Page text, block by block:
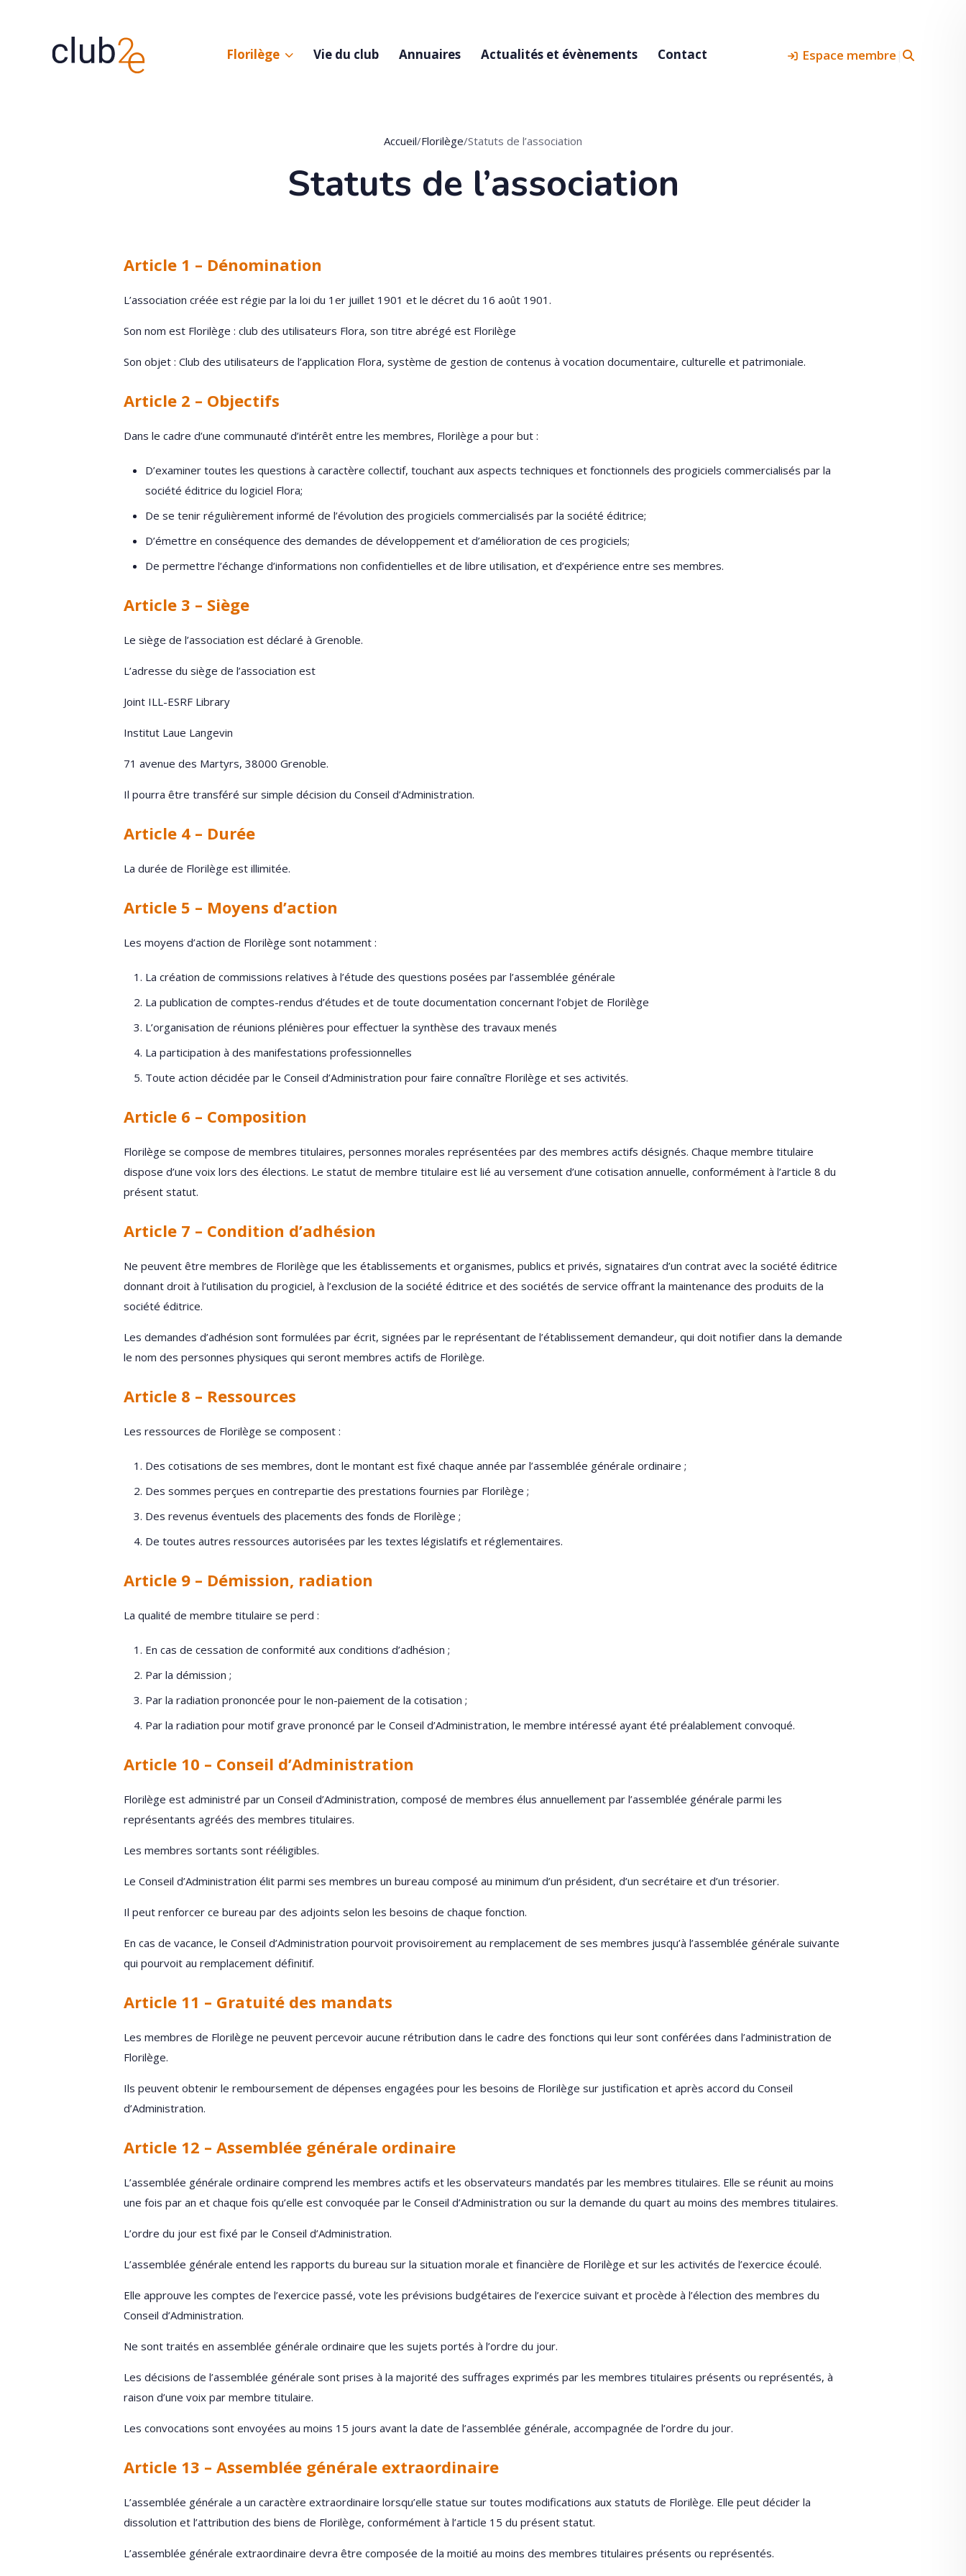
Florilège Vie du club Annuaires Actualités et évènements Contact Espace membre
Accueil/Florilège/Statuts de l’association
Statuts de l’association
Article 1 – Dénomination
L’association créée est régie par la loi du 1 er juillet 1901 et le décret du 16 août 1901.
Son nom est Florilège : club des utilisateurs Flora, son titre abrégé est Florilège
Son objet : Club des utilisateurs de l’application Flora, système de gestion de contenus à vocation documentaire, culturelle et patrimoniale.
Article 2 – Objectifs
Dans le cadre d’une communauté d’intérêt entre les membres, Florilège a pour but :
D’examiner toutes les questions à caractère collectif, touchant aux aspects techniques et fonctionnels des progiciels commercialisés par la
société éditrice du logiciel Flora;
De se tenir régulièrement informé de l’évolution des progiciels commercialisés par la société éditrice;
D’émettre en conséquence des demandes de développement et d’amélioration de ces progiciels;
De permettre l’échange d’informations non confidentielles et de libre utilisation, et d’expérience entre ses membres.
Article 3 – Siège
Le siège de l’association est déclaré à Grenoble.
L’adresse du siège de l’association est
Joint ILL-ESRF Library
Institut Laue Langevin
71 avenue des Martyrs, 38000 Grenoble.
Il pourra être transféré sur simple décision du Conseil d’Administration.
Article 4 – Durée
La durée de Florilège est illimitée.
Article 5 – Moyens d’action
Les moyens d’action de Florilège sont notamment :
La création de commissions relatives à l’étude des questions posées par l’assemblée générale
La publication de comptes-rendus d’études et de toute documentation concernant l’objet de Florilège
L’organisation de réunions plénières pour effectuer la synthèse des travaux menés
La participation à des manifestations professionnelles
Toute action décidée par le Conseil d’Administration pour faire connaître Florilège et ses activités.
Article 6 – Composition
Florilège se compose de membres titulaires, personnes morales représentées par des membres actifs désignés. Chaque membre titulaire
dispose d’une voix lors des élections. Le statut de membre titulaire est lié au versement d’une cotisation annuelle, conformément à l’article 8 du
présent statut.
Article 7 – Condition d’adhésion
Ne peuvent être membres de Florilège que les établissements et organismes, publics et privés, signataires d’un contrat avec la société éditrice
donnant droit à l’utilisation du progiciel, à l’exclusion de la société éditrice et des sociétés de service offrant la maintenance des produits de la
société éditrice.
Les demandes d’adhésion sont formulées par écrit, signées par le représentant de l’établissement demandeur, qui doit notifier dans la demande
le nom des personnes physiques qui seront membres actifs de Florilège.
Article 8 – Ressources
Les ressources de Florilège se composent :
Des cotisations de ses membres, dont le montant est fixé chaque année par l’assemblée générale ordinaire ;
Des sommes perçues en contrepartie des prestations fournies par Florilège ;
Des revenus éventuels des placements des fonds de Florilège ;
De toutes autres ressources autorisées par les textes législatifs et réglementaires.
Article 9 – Démission, radiation
La qualité de membre titulaire se perd :
En cas de cessation de conformité aux conditions d’adhésion ;
Par la démission ;
Par la radiation prononcée pour le non-paiement de la cotisation ;
Par la radiation pour motif grave prononcé par le Conseil d’Administration, le membre intéressé ayant été préalablement convoqué.
Article 10 – Conseil d’Administration
Florilège est administré par un Conseil d’Administration, composé de membres élus annuellement par l’assemblée générale parmi les
représentants agréés des membres titulaires.
Les membres sortants sont rééligibles.
Le Conseil d’Administration élit parmi ses membres un bureau composé au minimum d’un président, d’un secrétaire et d’un trésorier.
Il peut renforcer ce bureau par des adjoints selon les besoins de chaque fonction.
En cas de vacance, le Conseil d’Administration pourvoit provisoirement au remplacement de ses membres jusqu’à l’assemblée générale suivante
qui pourvoit au remplacement définitif.
Article 11 – Gratuité des mandats
Les membres de Florilège ne peuvent percevoir aucune rétribution dans le cadre des fonctions qui leur sont conférées dans l’administration de
Florilège.
Ils peuvent obtenir le remboursement de dépenses engagées pour les besoins de Florilège sur justification et après accord du Conseil
d’Administration.
Article 12 – Assemblée générale ordinaire
L’assemblée générale ordinaire comprend les membres actifs et les observateurs mandatés par les membres titulaires. Elle se réunit au moins
une fois par an et chaque fois qu’elle est convoquée par le Conseil d’Administration ou sur la demande du quart au moins des membres titulaires.
L’ordre du jour est fixé par le Conseil d’Administration.
L’assemblée générale entend les rapports du bureau sur la situation morale et financière de Florilège et sur les activités de l’exercice écoulé.
Elle approuve les comptes de l’exercice passé, vote les prévisions budgétaires de l’exercice suivant et procède à l’élection des membres du
Conseil d’Administration.
Ne sont traités en assemblée générale ordinaire que les sujets portés à l’ordre du jour.
Les décisions de l’assemblée générale sont prises à la majorité des suffrages exprimés par les membres titulaires présents ou représentés, à
raison d’une voix par membre titulaire.
Les convocations sont envoyées au moins 15 jours avant la date de l’assemblée générale, accompagnée de l’ordre du jour.
Article 13 – Assemblée générale extraordinaire
L’assemblée générale a un caractère extraordinaire lorsqu’elle statue sur toutes modifications aux statuts de Florilège. Elle peut décider la
dissolution et l’attribution des biens de Florilège, conformément à l’article 15 du présent statut.
L’assemblée générale extraordinaire devra être composée de la moitié au moins des membres titulaires présents ou représentés.